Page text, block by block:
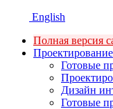
English
Полная версия
Проектирование
Готовые
Дизайн
Готовые